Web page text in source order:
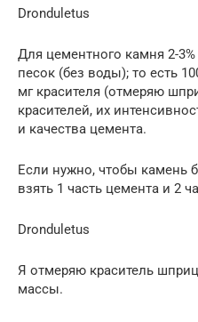
Dronduletus
Для цементного камня 2-
песок (без воды); то есть
мг красителя (отмеряю
красителей, их
и качества цемента.
Если нужно, чтобы
взять 1 часть цемента и 2
Dronduletus
Я отмеряю краситель
массы.